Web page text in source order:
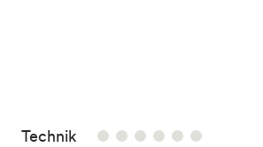
Technik/6